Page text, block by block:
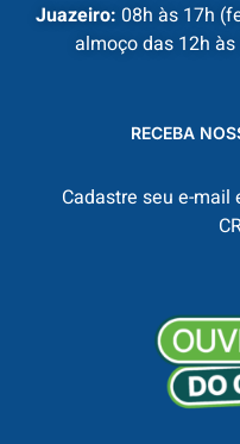
Juazeiro: 08h às 17h
almoço das 12h
RECEBA
Cadastre seu e-